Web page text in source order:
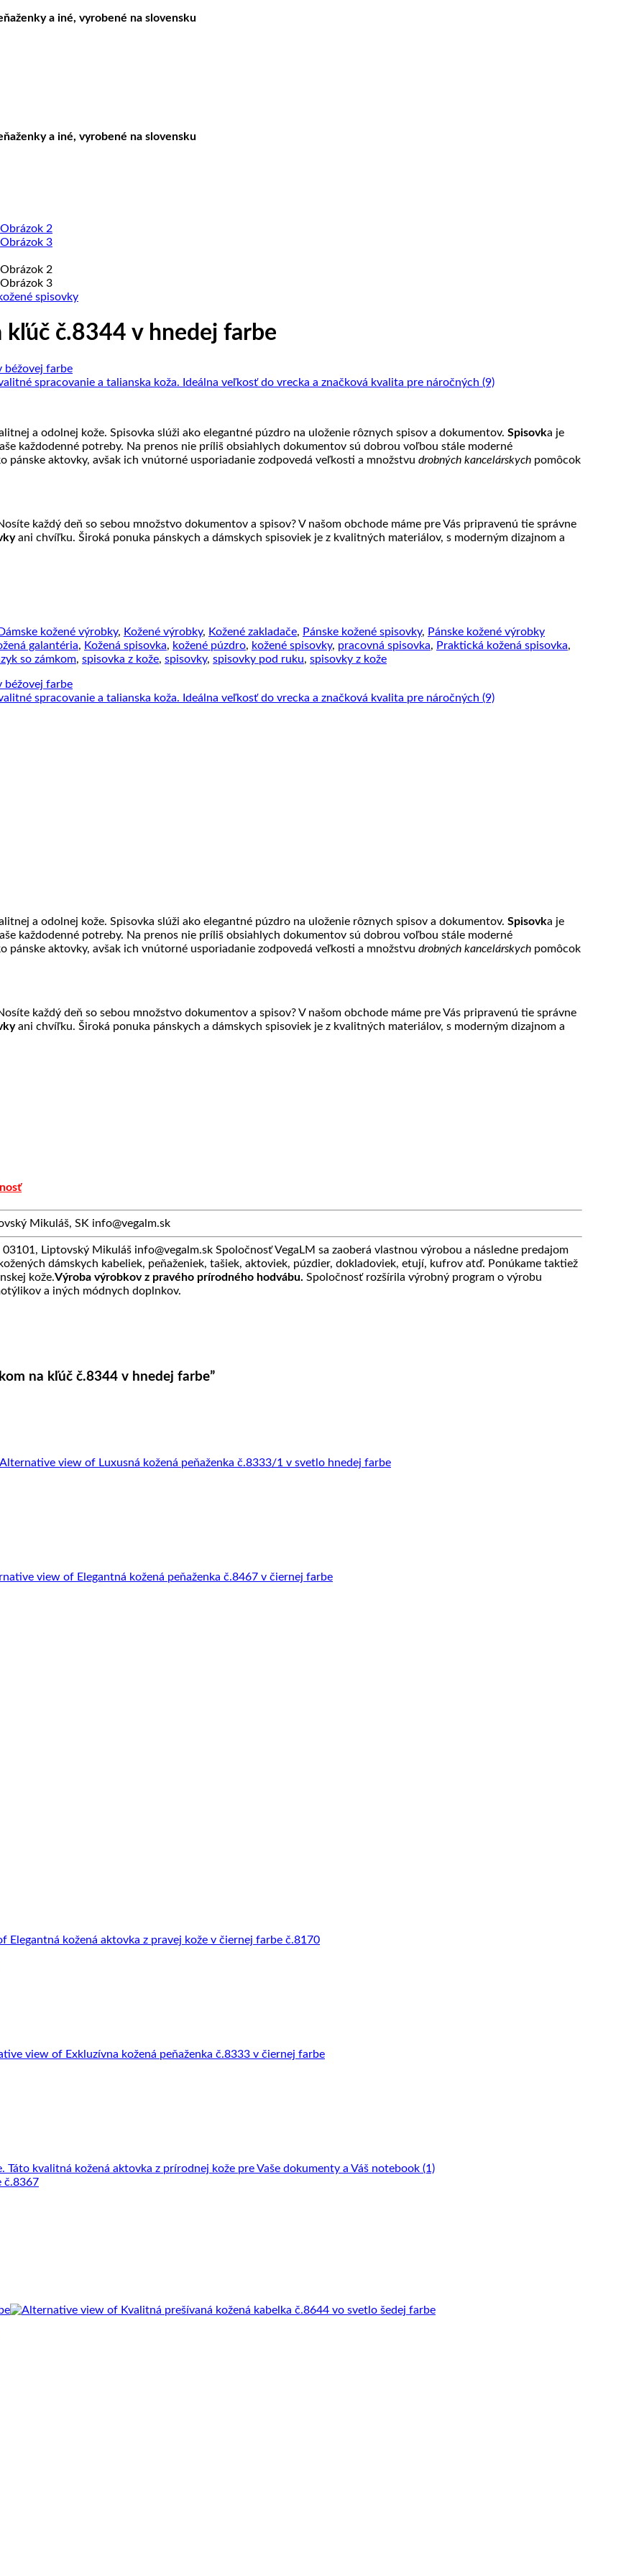
a iné, vyrobené na slovensku
a iné, vyrobené na slovensku
spisovky
kľúč č.8344 v hnedej farbe
a odolnej kože. Spisovka slúži ako elegantné púzdro na uloženie rôznych spisov a dokumentov. Spisovka je
každodenné potreby. Na prenos nie príliš obsiahlych dokumentov sú dobrou voľbou stále moderné
pánske aktovky, avšak ich vnútorné usporiadanie zodpovedá veľkosti a množstvu drobných kancelárskych pomôcok
každý deň so sebou množstvo dokumentov a spisov? V našom obchode máme pre Vás pripravenú tie správne
ani chvíľku. Široká ponuka pánskych a dámskych spisoviek je z kvalitných materiálov, s moderným dizajnom a
Dámske kožené výrobky, Kožené výrobky, Kožené zakladače, Pánske kožené spisovky, Pánske kožené výrobky
galantéria, Kožená spisovka, kožené púzdro, kožené spisovky, pracovná spisovka, Praktická kožená spisovka,
so zámkom, spisovka z kože, spisovky, spisovky pod ruku, spisovky z kože
a odolnej kože. Spisovka slúži ako elegantné púzdro na uloženie rôznych spisov a dokumentov. Spisovka je
každodenné potreby. Na prenos nie príliš obsiahlych dokumentov sú dobrou voľbou stále moderné
pánske aktovky, avšak ich vnútorné usporiadanie zodpovedá veľkosti a množstvu drobných kancelárskych pomôcok
každý deň so sebou množstvo dokumentov a spisov? V našom obchode máme pre Vás pripravenú tie správne
ani chvíľku. Široká ponuka pánskych a dámskych spisoviek je z kvalitných materiálov, s moderným dizajnom a
Mikuláš, SK info@vegalm.sk
Liptovský Mikuláš info@vegalm.sk Spoločnosť VegaLM sa zaoberá vlastnou výrobou a následne predajom
dámskych kabeliek, peňaženiek, tašiek, aktoviek, púzdier, dokladoviek, etují, kufrov atď. Ponúkame taktiež
kože.Výroba výrobkov z pravého prírodného hodvábu. Spoločnosť rozšírila výrobný program o výrobu
a iných módnych doplnkov.
na kľúč č.8344 v hnedej farbe”